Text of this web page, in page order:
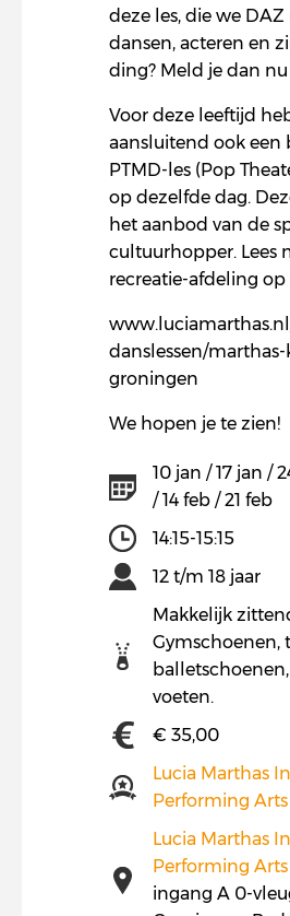
deze les, die we
dansen, acteren en
ding? Meld je dan nu
Voor deze leeftijd
aansluitend ook een
PTMD-les (Pop
op dezelfde dag.
het aanbod van de
cultuurhopper. Lees
recreatie-afdeling op
danslessen/marthas-
groningen
We hopen je te zien!
10 jan / 17 jan /
/ 14 feb / 21 feb
14:15-15:15
12 t/m 18 jaar
Makkelijk
Gymschoenen,
voeten.
€ 35,00
Lucia Marthas
Performing Arts
Lucia Marthas
Performing Arts
ingang A 0-